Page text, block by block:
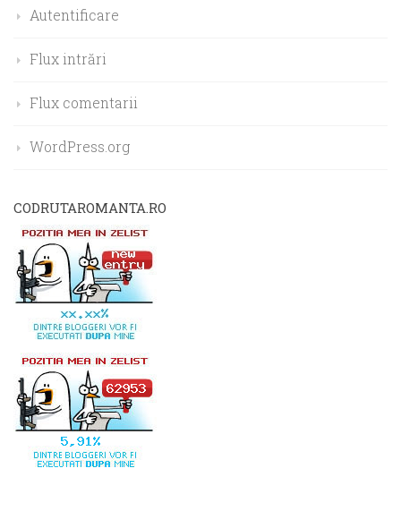
Autentificare
Flux intrări
Flux comentarii
WordPress.org
CODRUTAROMANTA.RO